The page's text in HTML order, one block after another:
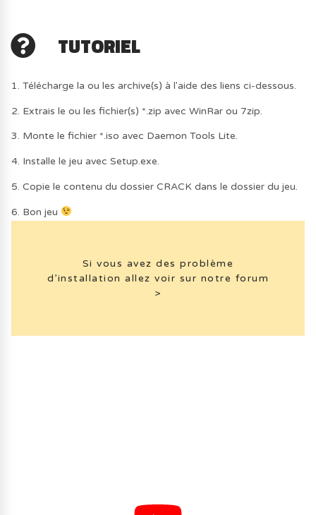
TUTORIEL
1. Télécharge la ou les archive(s) à l'aide des liens ci-dessous.
2. Extrais le ou les fichier(s) *.zip avec WinRar ou 7zip.
3. Monte le fichier *.iso avec Daemon Tools Lite.
4. Installe le jeu avec Setup.exe.
5. Copie le contenu du dossier CRACK dans le dossier du jeu.
6. Bon jeu
Si vous avez des problème
d’installation allez voir sur notre forum
>